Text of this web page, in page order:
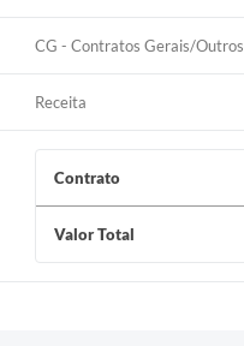
CG - Contratos Gerais/Outros
Receita
Contrato
Valor Total